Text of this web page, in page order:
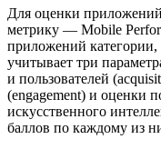
Для оценки
метрику — Mobile
приложений
учитывает три
и пользователей
(engagement) и оценки
искусственного
баллов по каждому из